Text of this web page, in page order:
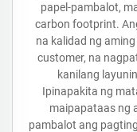
papel-pambalot,
carbon footprint.
na kalidad ng
customer, na
kanilang
Ipinapakita ng
maipapataas ng
pambalot ang